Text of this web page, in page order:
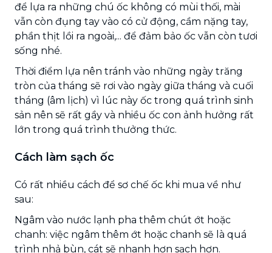
để lựa ra những chú ốc không có mùi thối, mài
vẫn còn đụng tay vào có cử động, cầm nặng tay,
phần thịt lồi ra ngoài,... để đảm bảo ốc vẫn còn tươi
sống nhé.
Thời điểm lựa nên tránh vào những ngày trăng
tròn của tháng sẽ rơi vào ngày giữa tháng và cuối
tháng (âm lịch) vì lúc này ốc trong quá trình sinh
sản nên sẽ rất gầy và nhiều ốc con ảnh hưởng rất
lớn trong quá trình thưởng thức.
Cách làm sạch ốc
Có rất nhiều cách để sơ chế ốc khi mua về như
sau:
Ngâm vào nước lạnh pha thêm chút ớt hoặc
chanh: việc ngâm thêm ớt hoặc chanh sẽ là quá
trình nhả bùn, cát sẽ nhanh hơn sạch hơn.